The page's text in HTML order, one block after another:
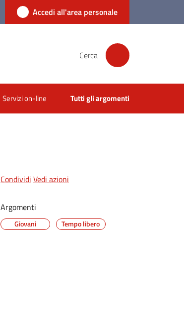
Accedi all'area personale
Cerca
Servizi on-line Tutti gli argomenti
Condividi Vedi azioni
Argomenti
Giovani Tempo libero